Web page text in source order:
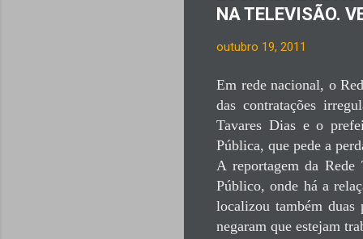
NA TELEVISÃO.
outubro 19, 2011
Em rede nacional, o
das contratações
Tavares Dias e o
Pública, que pede a
A reportagem da
Público, onde há a
localizou também duas
negaram que estejam